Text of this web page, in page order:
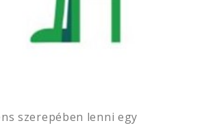
szerepében lenni egy